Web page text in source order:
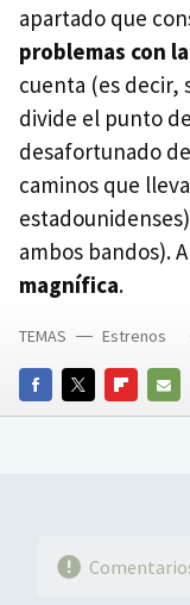
apartado que
problemas con
cuenta (es decir,
divide el punto
desafortunado
caminos que
ambos bandos).
magnífica.
FACEBOOKTWITTERFLIPBOARD
E-
TEMAS Estrenos